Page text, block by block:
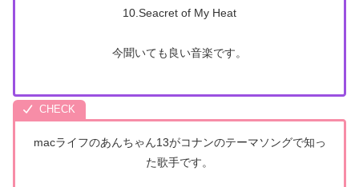
10.Seacret of My Heat
今聞いても良い音楽です。
macライフのあんちゃん13がコナンのテーマソングで知っ
た歌手です。